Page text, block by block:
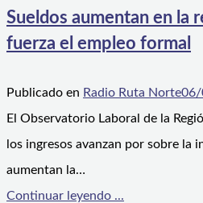
Sueldos aumentan en la
fuerza el empleo formal
Publicado en Radio Ruta Norte06/
El Observatorio Laboral de la
los ingresos avanzan por sobre la
aumentan la…
Continuar leyendo ...